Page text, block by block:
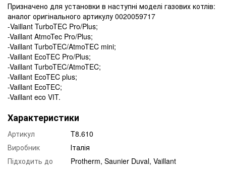
Призначено для установки в наступні моделі газових котлів:
аналог оригінального артикулу 0020059717
-Vaillant TurboTEC Pro/Plus;
-Vaillant AtmoTec Pro/Plus;
-Vaillant TurboTEC/AtmoTEC mini;
-Vaillant EcoTEC Pro/Plus;
-Vaillant TurboTEC/AtmoTEC;
-Vaillant EcoTEC plus;
-Vaillant EcoTEC;
-Vaillant eco VIT.
Характеристики
Артикул
T8.610
Виробник
Італія
Підходить до
Protherm, Saunier Duval, Vaillant